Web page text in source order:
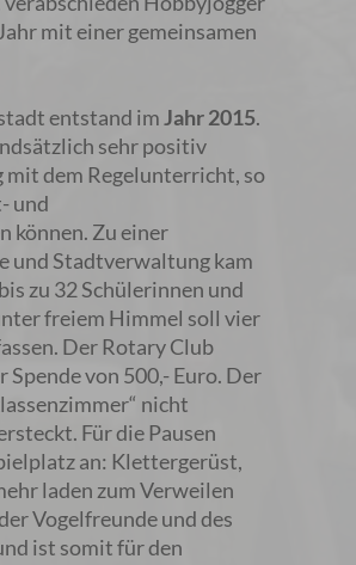
mit einer gemeinsamen
entstand imJahr 2015.
sehr positiv
mit dem Regelunterricht, so
und
können. Zu einer
und Stadtverwaltung kam
zu 32 Schülerinnen und
freiem Himmel soll vier
Der Rotary Club
von 500,- Euro. Der
nicht
Für die Pausen
an: Klettergerüst,
laden zum Verweilen
Vogelfreunde und des
ist somit für den